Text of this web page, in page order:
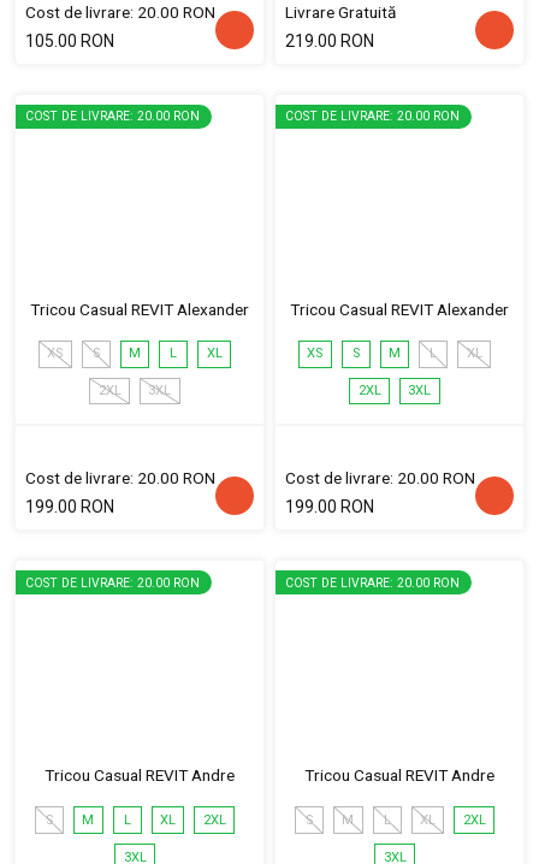
Cost de livrare: 20.00 RON
105.00 RON
Livrare Gratuită
219.00 RON
COST DE LIVRARE: 20.00 RON
Tricou Casual REVIT Alexander
XS S M L XL
2XL 3XL
Cost de livrare: 20.00 RON
199.00 RON
COST DE LIVRARE: 20.00 RON
Tricou Casual REVIT Alexander
XS S M L XL
2XL 3XL
Cost de livrare: 20.00 RON
199.00 RON
COST DE LIVRARE: 20.00 RON
Tricou Casual REVIT Andre
S M L XL 2XL
3XL
COST DE LIVRARE: 20.00 RON
Tricou Casual REVIT Andre
S M L XL 2XL
3XL